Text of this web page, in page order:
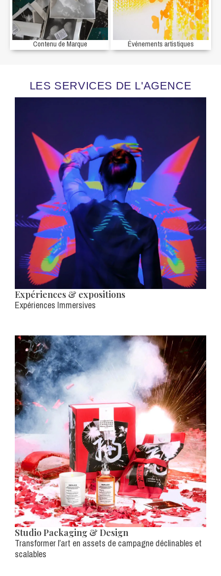
Contenu de Marque Événements artistiques
LES SERVICES DE L'AGENCE
Expériences & expositions
Expériences Immersives
Studio Packaging & Design
Transformer l’art en assets de campagne déclinables et
scalables